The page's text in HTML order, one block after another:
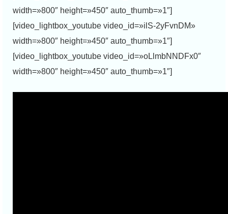
width=»800″ height=»450″ auto_thumb=»1″]
[video_lightbox_youtube video_id=»ilS-2yFvnDM»
width=»800″ height=»450″ auto_thumb=»1″]
[video_lightbox_youtube video_id=»oLlmbNNDFx0″
width=»800″ height=»450″ auto_thumb=»1″]